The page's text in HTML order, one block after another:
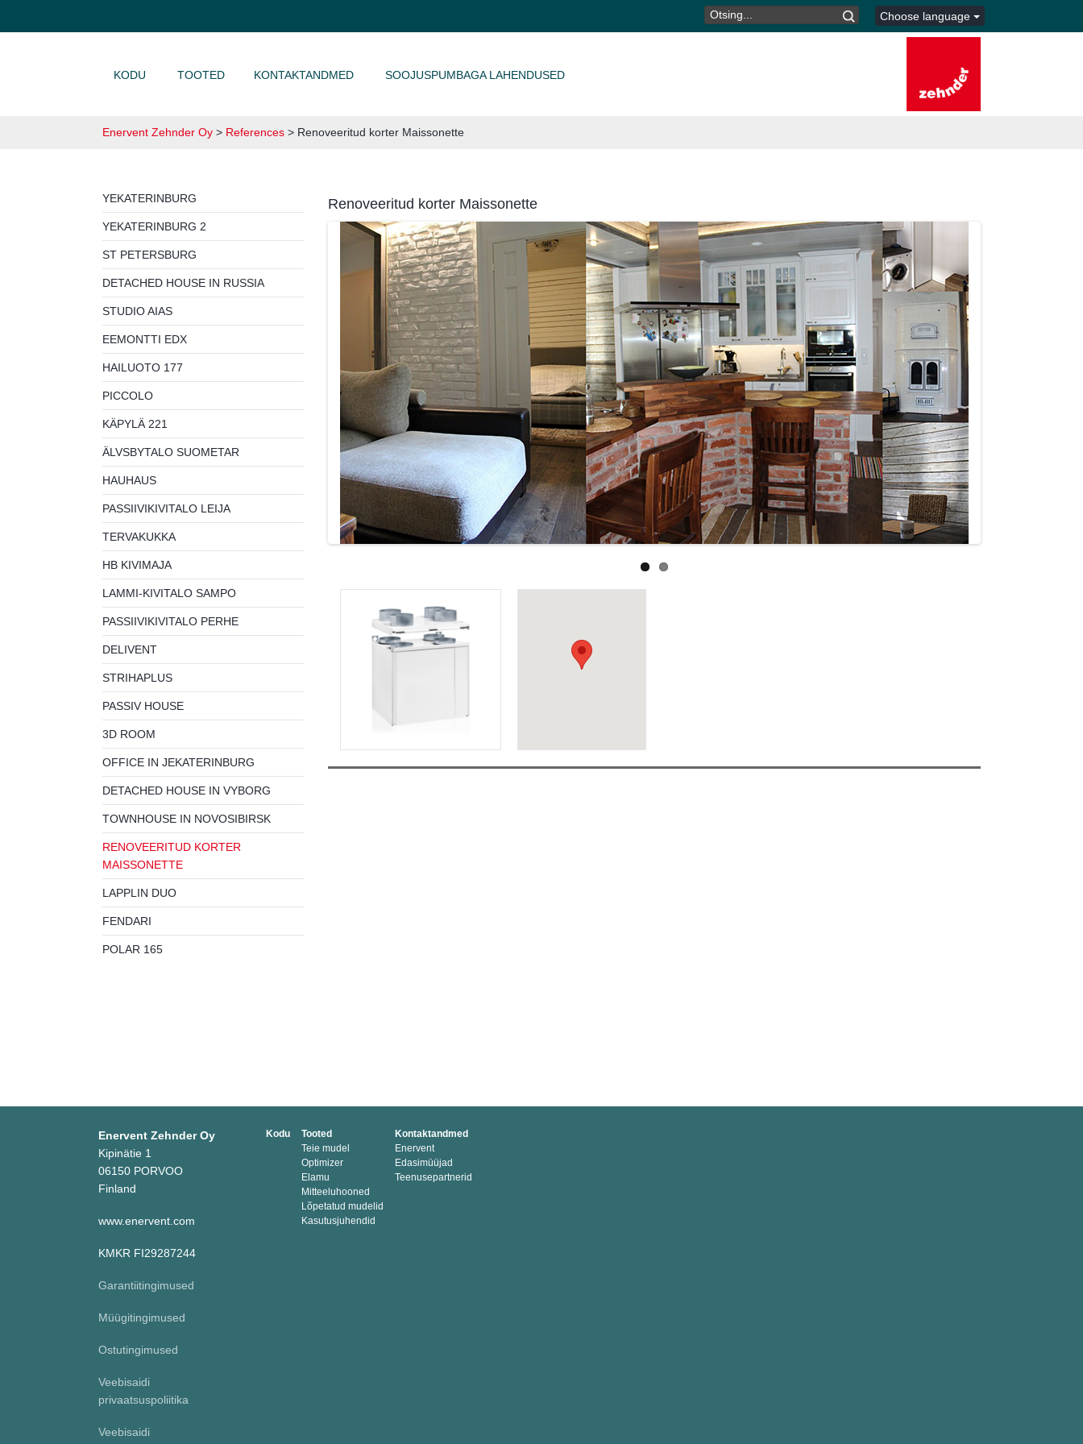
OTSI: Choose language
KODU TOOTED KONTAKTANDMED SOOJUSPUMBAGA LAHENDUSED
Enervent Zehnder Oy > References > Renoveeritud korter Maissonette
YEKATERINBURG
YEKATERINBURG 2
ST PETERSBURG
DETACHED HOUSE IN RUSSIA
STUDIO AIAS
EEMONTTI EDX
HAILUOTO 177
PICCOLO
KÄPYLÄ 221
ÄLVSBYTALO SUOMETAR
HAUHAUS
PASSIIVIKIVITALO LEIJA
TERVAKUKKA
HB KIVIMAJA
LAMMI-KIVITALO SAMPO
PASSIIVIKIVITALO PERHE
DELIVENT
STRIHAPLUS
PASSIV HOUSE
3D ROOM
OFFICE IN JEKATERINBURG
DETACHED HOUSE IN VYBORG
TOWNHOUSE IN NOVOSIBIRSK
RENOVEERITUD KORTER
MAISSONETTE
LAPPLIN DUO
FENDARI
POLAR 165
Renoveeritud korter Maissonette
Enervent Zehnder Oy
Kipinätie 1
06150 PORVOO
Finland
www.enervent.com
KMKR FI29287244
Garantiitingimused
Müügitingimused
Ostutingimused
Veebisaidi
privaatsuspoliitika
Veebisaidi
Kodu
Tooted
Teie mudel
Optimizer
Elamu
Mitteeluhooned
Lõpetatud mudelid
Kasutusjuhendid
Kontaktandmed
Enervent
Edasimüüjad
Teenusepartnerid